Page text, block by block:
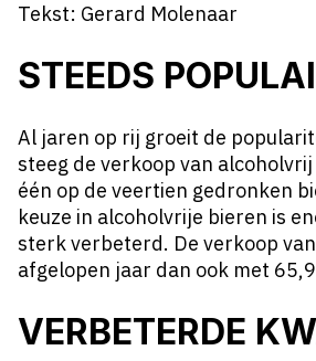
Tekst: Gerard Molenaar
STEEDS
Al jaren op rij groeit de
steeg de verkoop van
één op de veertien gedronken
keuze in alcoholvrije bieren is
sterk verbeterd. De verkoop
afgelopen jaar dan ook met
VERBETERDE